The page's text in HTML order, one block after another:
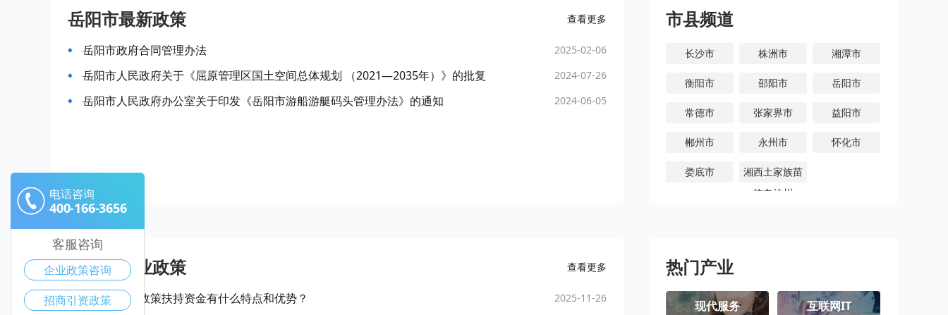
岳阳市最新政策 查看更多
岳阳市政府合同管理办法 2025-02-06
岳阳市人民政府关于《屈原管理区国土空间总体规划 （2021—2035年）》的批复 2024-07-26
岳阳市人民政府办公室关于印发《岳阳市游船游艇码头管理办法》的通知 2024-06-05
岳阳市产业政策 查看更多
岳阳市企业政策扶持资金有什么特点和优势？ 2025-11-26
市县频道
长沙市 株洲市 湘潭市
衡阳市 邵阳市 岳阳市
常德市 张家界市 益阳市
郴州市 永州市 怀化市
娄底市
湘西土家族苗
族自治州
热门产业
现代服务 互联网IT
电话咨询
400-166-3656
客服咨询
企业政策咨询
招商引资政策